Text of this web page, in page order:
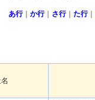
あ行｜ か行｜ さ行｜ た行